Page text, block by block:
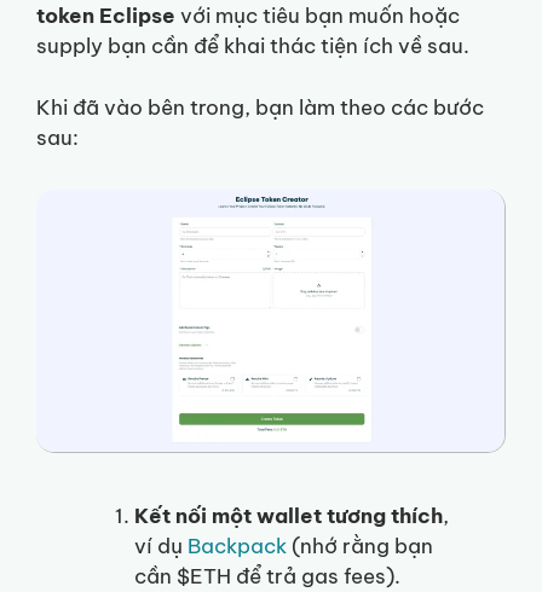
token Eclipse với mục tiêu bạn muốn hoặc
supply bạn cần để khai thác tiện ích về sau.
Khi đã vào bên trong, bạn làm theo các bước
sau:
Kết nối một wallet tương thích,
ví dụ Backpack (nhớ rằng bạn
cần $ETH để trả gas fees).